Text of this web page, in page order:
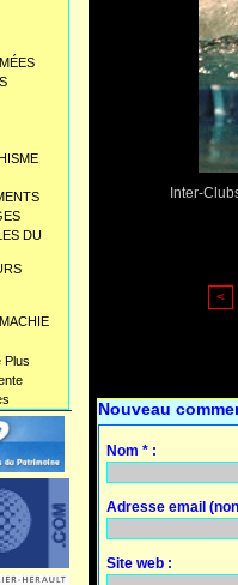
DU
Plus
Inter-
<
Nouveau
Nom * :
Adresse email
Site web :